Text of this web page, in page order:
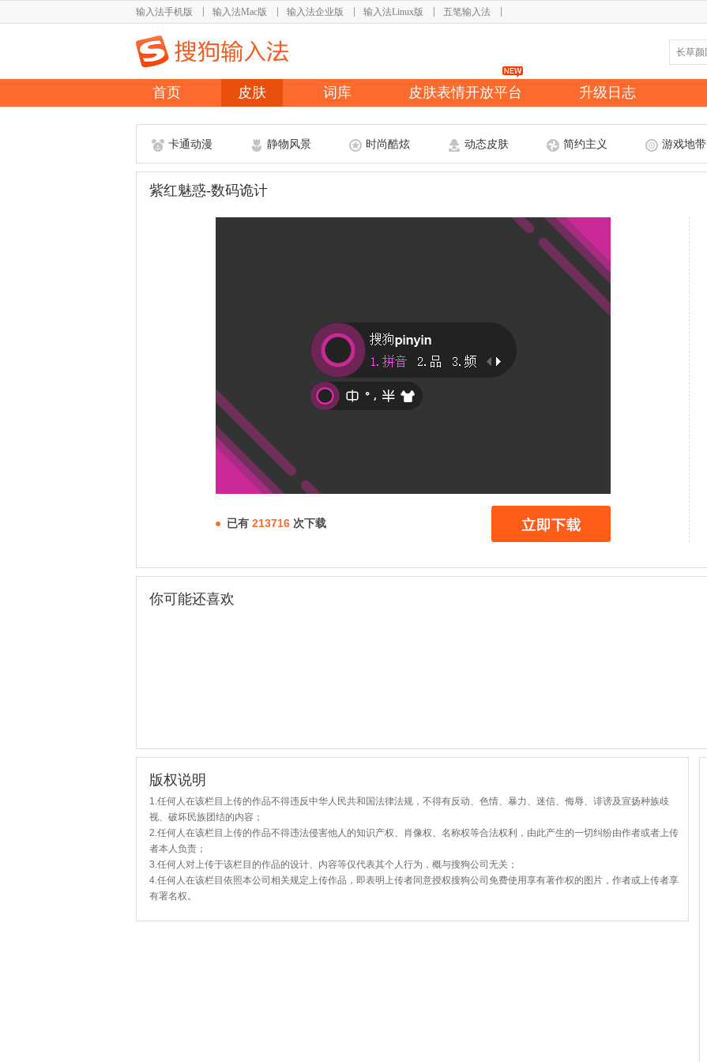
输入法手机版 输入法Mac版 输入法企业版 输入法Linux版 五笔输入法
首页 皮肤 词库 皮肤表情开放平台 升级日志
卡通动漫 静物风景 时尚酷炫 动态皮肤 简约主义 游戏地带
紫红魅惑-数码诡计
已有 213716 次下载
你可能还喜欢
版权说明
1.任何人在该栏目上传的作品不得违反中华人民共和国法律法规，不得有反动、色情、暴力、迷信、侮辱、诽谤及宣扬种族歧
视、破坏民族团结的内容；
2.任何人在该栏目上传的作品不得违法侵害他人的知识产权、肖像权、名称权等合法权利，由此产生的一切纠纷由作者或者上传
者本人负责；
3.任何人对上传于该栏目的作品的设计、内容等仅代表其个人行为，概与搜狗公司无关；
4.任何人在该栏目依照本公司相关规定上传作品，即表明上传者同意授权搜狗公司免费使用享有著作权的图片，作者或上传者享
有署名权。